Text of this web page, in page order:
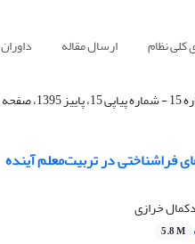
نظام ارسال مقاله داوران
فراشناختی در تربیت‌معلم آینده
خرازی
5.8 M